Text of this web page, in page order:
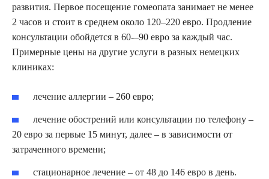
развития. Первое посещение гомеопата занимает не менее
2 часов и стоит в среднем около 120–220 евро. Продление
консультации обойдется в 60-–90 евро за каждый час.
Примерные цены на другие услуги в разных немецких
клиниках:
лечение аллергии – 260 евро;
лечение обострений или консультации по телефону –
20 евро за первые 15 минут, далее – в зависимости от
затраченного времени;
стационарное лечение – от 48 до 146 евро в день.